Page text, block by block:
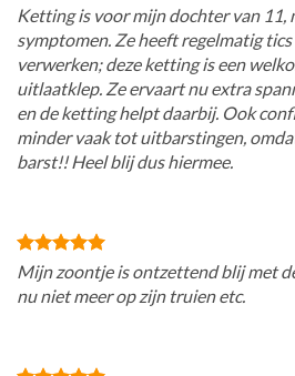
Ketting is voor mijn dochter van 11,
symptomen. Ze heeft regelmatig
verwerken; deze ketting is een
uitlaatklep. Ze ervaart nu extra
en de ketting helpt daarbij. Ook
minder vaak tot uitbarstingen,
barst!! Heel blij dus hiermee.
Mijn zoontje is ontzettend blij met
nu niet meer op zijn truien etc.